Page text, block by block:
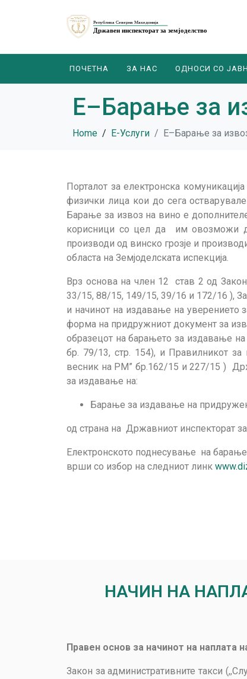
ПОЧЕТНА ЗА НАС ОДНОСИ СО
Е–Барање за
Home E-Услуги Е–Барање за
Порталот за електронска
физички лица кои до сега
Барање за извоз на вино е
корисници со цел да им овозможи
производи од винско грозје и
областа на Земјоделската испекција.
Врз основа на член 12 став 2 од
33/15, 88/15, 149/15, 39/16 и 172/16 ),
и начинот на издавање на уверението
форма на придружниот документ за
образецот на барањето за издавање
бр. 79/13, стр. 154), и Правилникот за
весник на РМ” бр.162/15 и 227/15 )
за издавање на:
Барање за издавање на
од страна на Државниот инспекторат
Електронското поднесување на
врши со избор на следниот линк
НАЧИН НА
Правен основ за начинот на наплата
Закон за административните такси